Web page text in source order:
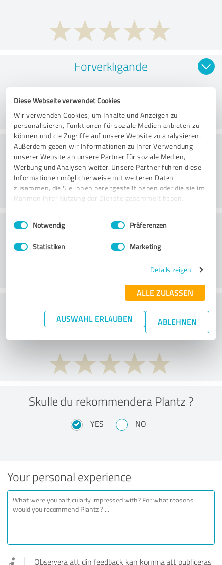
Diese Webseite verwendet Cookies
Wir verwenden Cookies, um Inhalte und Anzeigen zu
personalisieren, Funktionen für soziale Medien anbieten zu
können und die Zugriffe auf unsere Website zu analysieren.
Außerdem geben wir Informationen zu Ihrer Verwendung
unserer Website an unsere Partner für soziale Medien,
Werbung und Analysen weiter. Unsere Partner führen diese
Informationen möglicherweise mit weiteren Daten
zusammen, die Sie ihnen bereitgestellt haben oder die sie im
Rahmen Ihrer Nutzung der Dienste gesammelt haben.
Impressum Datenschutzbestimmungen
Einwilligungsauswahl
Notwendig Präferenzen
Statistiken Marketing
Details zeigen
ALLE ZULASSEN
AUSWAHL ERLAUBEN ABLEHNEN
Förverkligande
Rådgivning
Kundservice
What do you think of the price to
performance ratio?
Skulle du rekommendera Plantz ?
YES NO
Your personal experience
Observera att din feedback kan komma att publiceras